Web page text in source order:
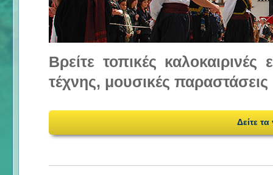
Βρείτε τοπικές
τέχνης, μουσικές
Δείτε